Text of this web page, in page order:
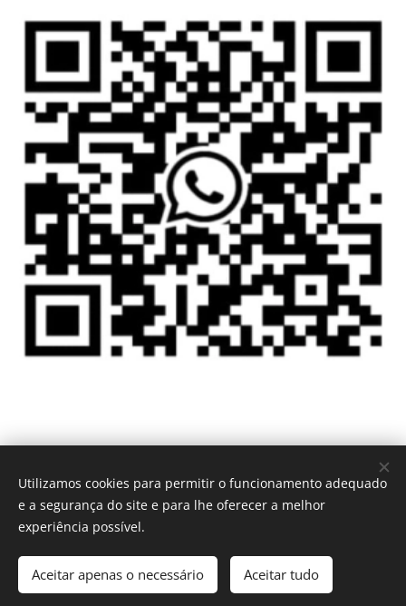
Urgência 24H - Tel.: +351935 246 660
"Lâmpada para os meus pés e Luz para os meus caminhos é a
Tua Palavra Senhor," Salmos 119.105
Cookies
Utilizamos cookies para permitir o funcionamento adequado
e a segurança do site e para lhe oferecer a melhor
experiência possível.
Aceitar apenas o necessário Aceitar tudo